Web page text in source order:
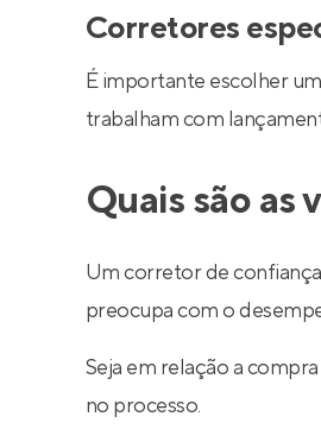
Corretores
É importante escolher
trabalham com
Quais são
Um corretor de
preocupa com o
Seja em relação a
no processo.